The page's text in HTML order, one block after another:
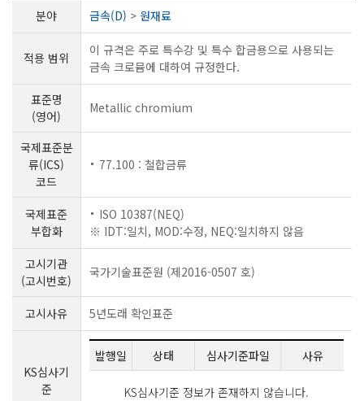
분야 금속(D) > 원재료
적용 범위
이 규격은 주로 특수강 및 특수 합금용으로 사용되는
금속 크로뮴에 대하여 규정한다.
표준명
(영어)
Metallic chromium
국제표준분
류(ICS)
코드
77.100 : 철합금류
국제표준
부합화
ISO 10387(NEQ)
※ IDT:일치, MOD:수정, NEQ:일치하지 않음
고시기관
(고시번호)
국가기술표준원 (제2016-0507 호)
고시사유 5년도래 확인표준
KS심사기
준
발행일 상태 심사기준파일 사유
KS심사기준 정보가 존재하지 않습니다.